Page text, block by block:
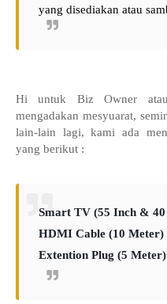
yang disediakan atau
Hi untuk Biz Owner
mengadakan mesyuarat,
lain-lain lagi, kami ada
yang berikut :
Smart TV (55 Inch &
HDMI Cable (10 Meter)
Extention Plug (5 Meter)